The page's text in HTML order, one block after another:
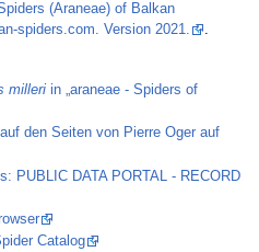
(Araneae) of Balkan
spiders.com. Version 2021.
.
milleri in „araneae - Spiders of
auf den Seiten von Pierre Oger auf
PUBLIC DATA PORTAL - RECORD
Catalog